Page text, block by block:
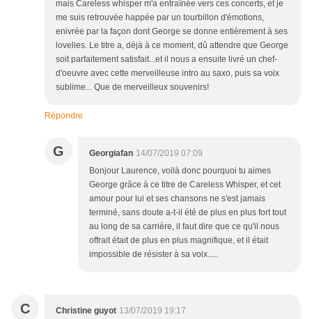
mais Careless whisper m'a entraînée vers ces concerts, et je
me suis retrouvée happée par un tourbillon d'émotions,
enivrée par la façon dont George se donne entièrement à ses
lovelies. Le titre a, déjà à ce moment, dû attendre que George
soit parfaitement satisfait...et il nous a ensuite livré un chef-
d'oeuvre avec cette merveilleuse intro au saxo, puis sa voix
sublime... Que de merveilleux souvenirs!
Répondre
G Georgiafan 14/07/2019 07:09
Bonjour Laurence, voilà donc pourquoi tu aimes
George grâce à ce titre de Careless Whisper, et cet
amour pour lui et ses chansons ne s'est jamais
terminé, sans doute a-t-il été de plus en plus fort tout
au long de sa carrière, il faut dire que ce qu'il nous
offrait était de plus en plus magnifique, et il était
impossible de résister à sa voix.....
C Christine guyot 13/07/2019 19:17